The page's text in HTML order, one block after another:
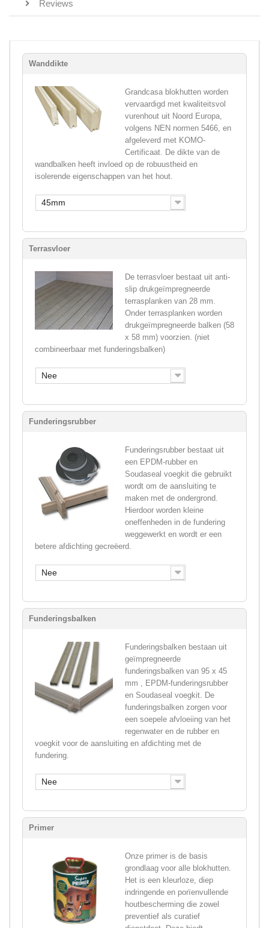
Reviews
Wanddikte
Grandcasa blokhutten worden
vervaardigd met kwaliteitsvol
vurenhout uit Noord Europa,
volgens NEN normen 5466, en
afgeleverd met KOMO-
Certificaat. De dikte van de
wandbalken heeft invloed op de robuustheid en
isolerende eigenschappen van het hout.
45mm
Terrasvloer
De terrasvloer bestaat uit anti-
slip drukgeïmpregneerde
terrasplanken van 28 mm.
Onder terrasplanken worden
drukgeïmpregneerde balken (58
x 58 mm) voorzien. (niet
combineerbaar met funderingsbalken)
Nee
Funderingsrubber
Funderingsrubber bestaat uit
een EPDM-rubber en
Soudaseal voegkit die gebruikt
wordt om de aansluiting te
maken met de ondergrond.
Hierdoor worden kleine
oneffenheden in de fundering
weggewerkt en wordt er een
betere afdichting gecreëerd.
Nee
Funderingsbalken
Funderingsbalken bestaan uit
geïmpregneerde
funderingsbalken van 95 x 45
mm , EPDM-funderingsrubber
en Soudaseal voegkit. De
funderingsbalken zorgen voor
een soepele afvloeiing van het
regenwater en de rubber en
voegkit voor de aansluiting en afdichting met de
fundering.
Nee
Primer
Onze primer is de basis
grondlaag voor alle blokhutten.
Het is een kleurloze, diep
indringende en porïenvullende
houtbescherming die zowel
preventief als curatief